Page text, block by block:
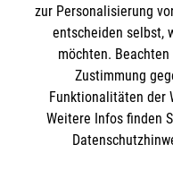
Kontakt
Impressum
Datenschutz
Barrierefreiheit
Malteser online
Malteserorden
zur Personalisierung
entscheiden selbst,
möchten.
Zustimmung
Funktionalitäten der
Weitere Infos finden